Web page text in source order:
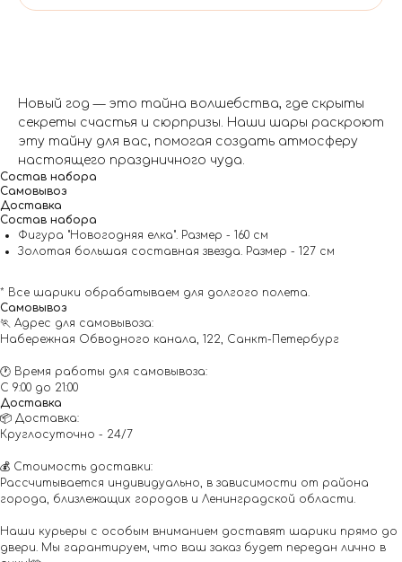
Новый год — это тайна волшебства, где скрыты
секреты счастья и сюрпризы. Наши шары раскроют
эту тайну для вас, помогая создать атмосферу
настоящего праздничного чуда.
Состав набора
Самовывоз
Доставка
Состав набора
Фигура "Новогодняя елка". Размер - 160 см
Золотая большая составная звезда. Размер - 127 см
* Все шарики обрабатываем для долгого полета.
Самовывоз
🏃 Адрес для самовывоза:
Набережная Обводного канала, 122, Санкт-Петербург
🕐 Время работы для самовывоза:
С 9:00 до 21:00
Доставка
📦 Доставка:
Круглосуточно - 24/7
💰 Стоимость доставки:
Рассчитывается индивидуально, в зависимости от района
города, близлежащих городов и Ленинградской области.
Наши курьеры с особым вниманием доставят шарики прямо до
двери. Мы гарантируем, что ваш заказ будет передан лично в